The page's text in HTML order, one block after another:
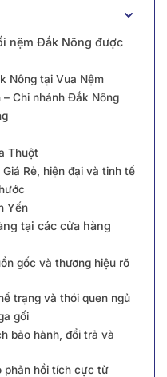
nệm Đắk Nông được
Nông tại Vua Nệm
Chi nhánh Đắk Nông
Thuột
Rẻ, hiện đại và tinh tế
Yến
tại các cửa hàng
gốc và thương hiệu rõ
trạng và thói quen ngủ
gối
bảo hành, đổi trả và
phản hồi tích cực từ